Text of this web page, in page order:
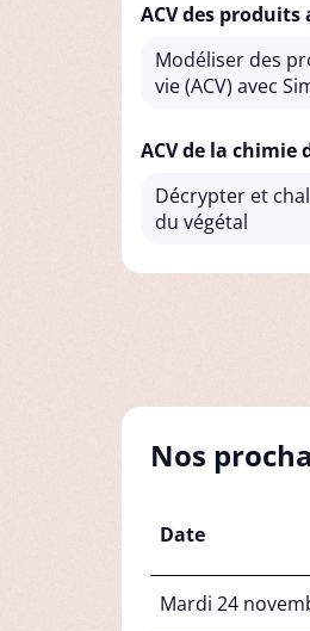
ACV des produits
Modéliser des
vie (ACV) avec
ACV de la chimie
Décrypter et
du végétal
Nos
Date
Mardi 24